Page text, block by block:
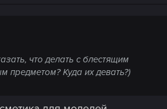
что делать с блестящим
предметом? Куда их девать?)